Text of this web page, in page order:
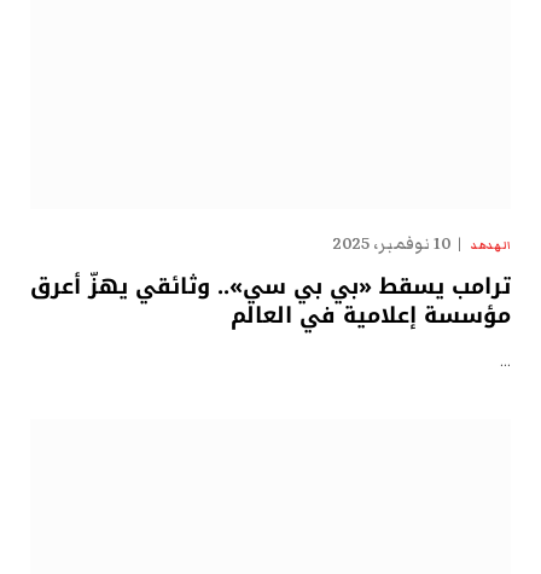
الهدهد 10 نوفمبر، 2025
ترامب يسقط «بي بي سي».. وثائقي يهزّ أعرق
مؤسسة إعلامية في العالم
…